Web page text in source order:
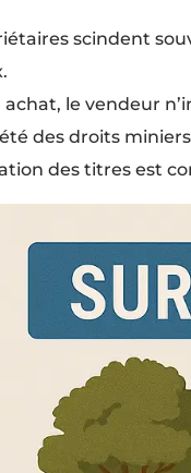
scindent
achat, le vendeur
des droits
des titres est